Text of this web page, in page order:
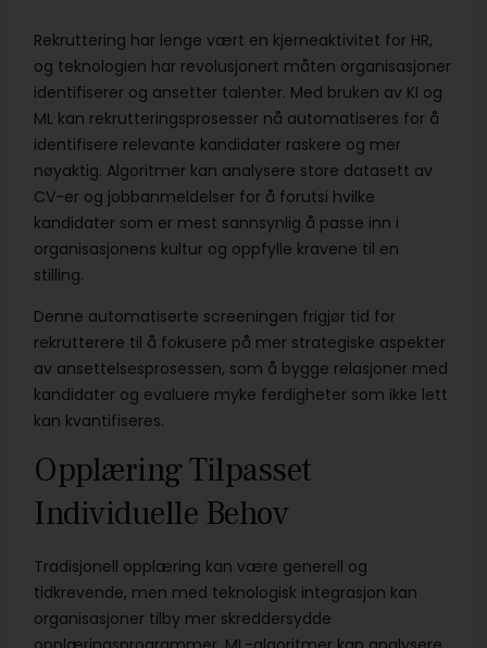
Rekruttering har lenge vært en kjerneaktivitet for HR,
og teknologien har revolusjonert måten organisasjoner
identifiserer og ansetter talenter. Med bruken av KI og
ML kan rekrutteringsprosesser nå automatiseres for å
identifisere relevante kandidater raskere og mer
nøyaktig. Algoritmer kan analysere store datasett av
CV-er og jobbanmeldelser for å forutsi hvilke
kandidater som er mest sannsynlig å passe inn i
organisasjonens kultur og oppfylle kravene til en
stilling.
Denne automatiserte screeningen frigjør tid for
rekrutterere til å fokusere på mer strategiske aspekter
av ansettelsesprosessen, som å bygge relasjoner med
kandidater og evaluere myke ferdigheter som ikke lett
kan kvantifiseres.
Opplæring Tilpasset
Individuelle Behov
Tradisjonell opplæring kan være generell og
tidkrevende, men med teknologisk integrasjon kan
organisasjoner tilby mer skreddersydde